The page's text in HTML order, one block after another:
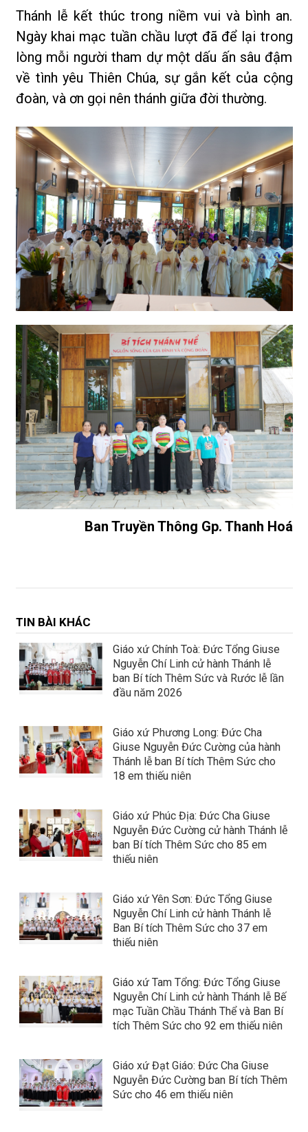
Thánh lễ kết thúc trong niềm vui và bình an.
Ngày khai mạc tuần chầu lượt đã để lại trong
lòng mỗi người tham dự một dấu ấn sâu đậm
về tình yêu Thiên Chúa, sự gắn kết của cộng
đoàn, và ơn gọi nên thánh giữa đời thường.
Ban Truyền Thông Gp. Thanh Hoá
TIN BÀI KHÁC
Giáo xứ Chính Toà: Đức Tổng Giuse
Nguyễn Chí Linh cử hành Thánh lễ
ban Bí tích Thêm Sức và Rước lễ lần
đầu năm 2026
Giáo xứ Phương Long: Đức Cha
Giuse Nguyễn Đức Cường của hành
Thánh lễ ban Bí tích Thêm Sức cho
18 em thiếu niên
Giáo xứ Phúc Địa: Đức Cha Giuse
Nguyễn Đức Cường cử hành Thánh lễ
ban Bí tích Thêm Sức cho 85 em
thiếu niên
Giáo xứ Yên Sơn: Đức Tổng Giuse
Nguyễn Chí Linh cử hành Thánh lễ
Ban Bí tích Thêm Sức cho 37 em
thiếu niên
Giáo xứ Tam Tổng: Đức Tổng Giuse
Nguyễn Chí Linh cử hành Thánh lễ Bế
mạc Tuần Chầu Thánh Thể và Ban Bí
tích Thêm Sức cho 92 em thiếu niên
Giáo xứ Đạt Giáo: Đức Cha Giuse
Nguyễn Đức Cường ban Bí tích Thêm
Sức cho 46 em thiếu niên